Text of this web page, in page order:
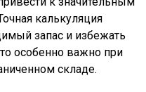
калькуляция
запас и избежать
особенно важно при
складе.